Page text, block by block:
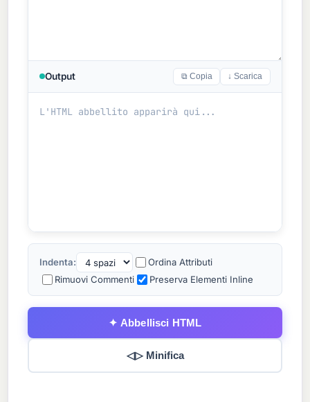
Output ⧉ Copia ↓ Scarica
Indenta:
Ordina Attributi
Rimuovi Commenti
Preserva Elementi Inline
✦ Abbellisci HTML
◁▷ Minifica